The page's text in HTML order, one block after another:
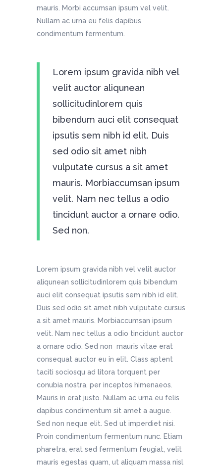
mauris. Morbi accumsan ipsum vel velit.
Nullam ac urna eu felis dapibus
condimentum fermentum.
Lorem ipsum gravida nibh vel
velit auctor aliqunean
sollicitudinlorem quis
bibendum auci elit consequat
ipsutis sem nibh id elit. Duis
sed odio sit amet nibh
vulputate cursus a sit amet
mauris. Morbiaccumsan ipsum
velit. Nam nec tellus a odio
tincidunt auctor a ornare odio.
Sed non.
Lorem ipsum gravida nibh vel velit auctor
aliqunean sollicitudinlorem quis bibendum
auci elit consequat ipsutis sem nibh id elit.
Duis sed odio sit amet nibh vulputate cursus
a sit amet mauris. Morbiaccumsan ipsum
velit. Nam nec tellus a odio tincidunt auctor
a ornare odio. Sed non mauris vitae erat
consequat auctor eu in elit. Class aptent
taciti sociosqu ad litora torquent per
conubia nostra, per inceptos himenaeos.
Mauris in erat justo. Nullam ac urna eu felis
dapibus condimentum sit amet a augue.
Sed non neque elit. Sed ut imperdiet nisi.
Proin condimentum fermentum nunc. Etiam
pharetra, erat sed fermentum feugiat, velit
mauris egestas quam, ut aliquam massa nisl